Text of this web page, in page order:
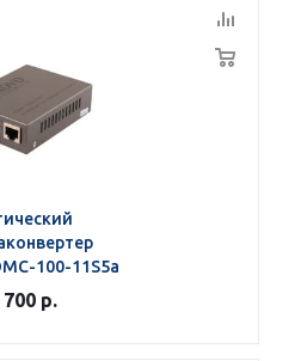
100-11S5a
700р.